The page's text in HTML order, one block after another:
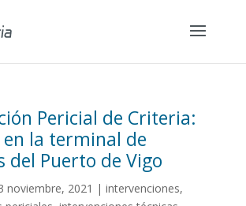
Pericial de Criteria:
en la terminal de
del Puerto de Vigo
noviembre, 2021 | intervenciones,